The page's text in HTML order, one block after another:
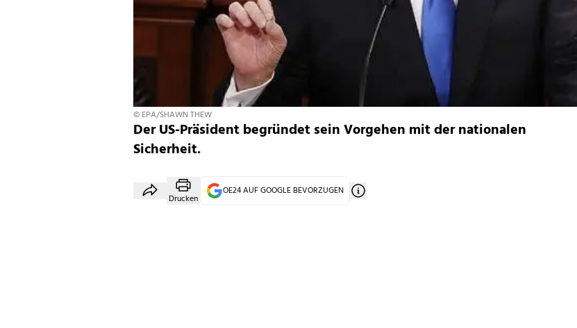
© EPA/SHAWN THEW
Der US-Präsident begründet sein Vorgehen mit der nationalen
Sicherheit.
Drucken
OE24 AUF GOOGLE BEVORZUGEN